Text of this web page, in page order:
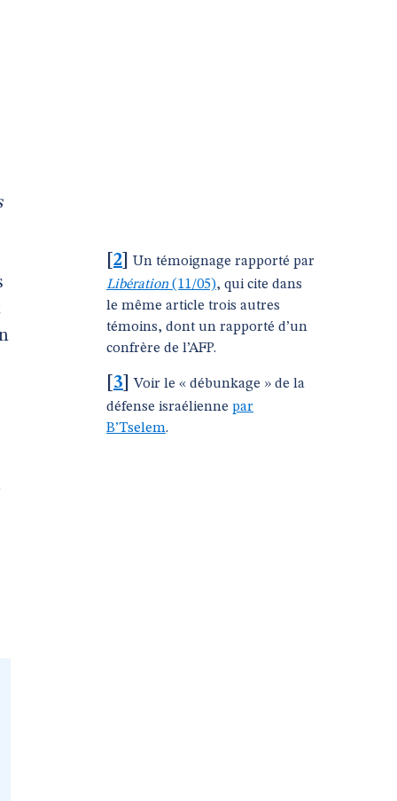
2
Un témoignage rapporté par
Libération (11/05), qui cite dans
le même article trois autres
témoins, dont un rapporté d’un
confrère de l’AFP.
3 ]Voir le « débunkage » de la
défense israélienne par
B’Tselem.